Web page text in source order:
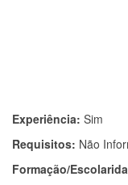
Experiência: Sim
Requisitos: Não
Formação/